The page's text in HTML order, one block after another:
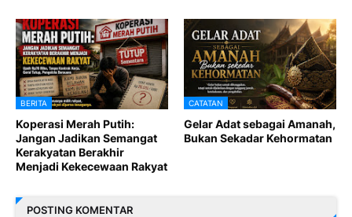
BERITA
Koperasi Merah Putih:
Jangan Jadikan Semangat
Kerakyatan Berakhir
Menjadi Kekecewaan Rakyat
CATATAN
Gelar Adat sebagai Amanah,
Bukan Sekadar Kehormatan
POSTING KOMENTAR